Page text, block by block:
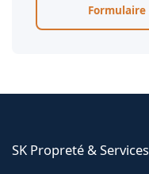
SK Propreté & Services